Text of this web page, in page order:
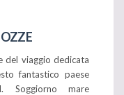
del viaggio dedicata
fantastico paese
Soggiorno mare